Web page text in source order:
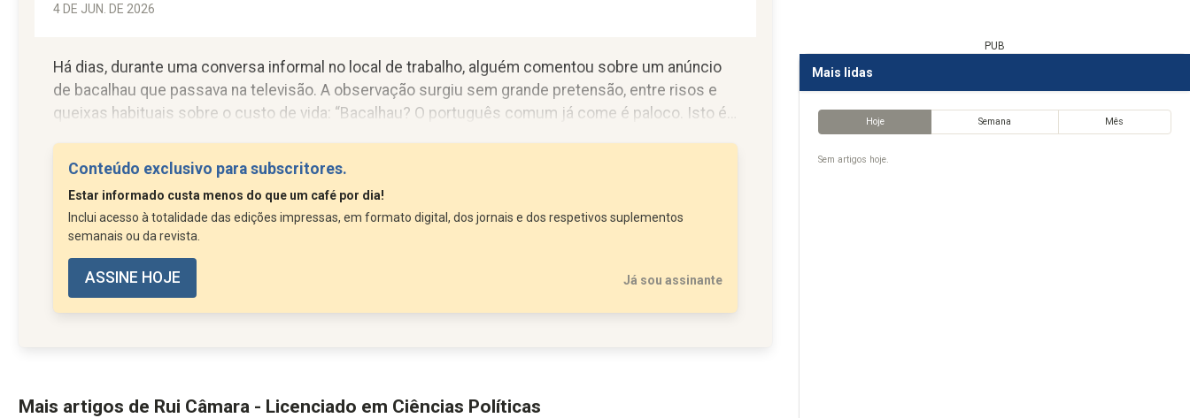
4 DE JUN. DE 2026
Há dias, durante uma conversa informal no local de trabalho, alguém comentou sobre um anúncio
de bacalhau que passava na televisão. A observação surgiu sem grande pretensão, entre risos e
queixas habituais sobre o custo de vida: “Bacalhau? O português comum já come é paloco. Isto é
A mesa riu-se. E eu também. Mas a frase ficou-me a roer o juízo. Não só pelo trocadilho, mas...
Conteúdo exclusivo para subscritores.
Estar informado custa menos do que um café por dia!
Inclui acesso à totalidade das edições impressas, em formato digital, dos jornais e dos respetivos suplementos
semanais ou da revista.
ASSINE HOJE Já sou assinante
Mais artigos de Rui Câmara - Licenciado em Ciências Políticas
PUB
Mais lidas
Hoje Semana Mês
Sem artigos hoje.